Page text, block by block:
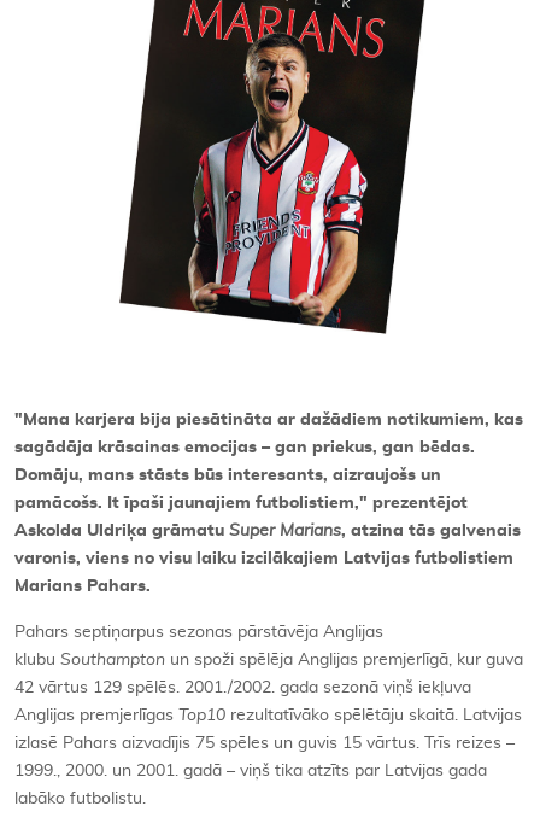
"Mana karjera bija piesātināta ar dažādiem notikumiem, kas
sagādāja krāsainas emocijas – gan priekus, gan bēdas.
Domāju, mans stāsts būs interesants, aizraujošs un
pamācošs. It īpaši jaunajiem futbolistiem," prezentējot
Askolda Uldriķa grāmatu Super Marians, atzina tās galvenais
varonis, viens no visu laiku izcilākajiem Latvijas futbolistiem
Marians Pahars.
Pahars septiņarpus sezonas pārstāvēja Anglijas
klubu Southampton un spoži spēlēja Anglijas premjerlīgā, kur guva
42 vārtus 129 spēlēs. 2001./2002. gada sezonā viņš iekļuva
Anglijas premjerlīgas Top10 rezultatīvāko spēlētāju skaitā. Latvijas
izlasē Pahars aizvadījis 75 spēles un guvis 15 vārtus. Trīs reizes –
1999., 2000. un 2001. gadā – viņš tika atzīts par Latvijas gada
labāko futbolistu.